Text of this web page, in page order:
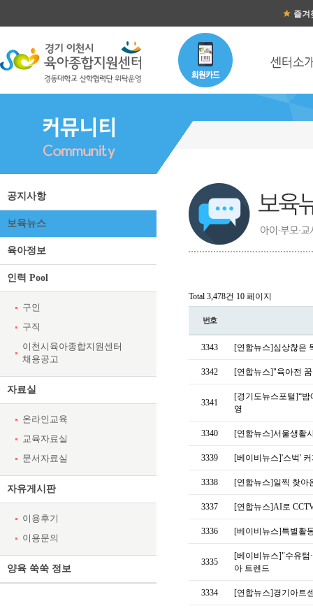
즐겨
공지사항
보육뉴스
육아정보
인력 Pool
구인
구직
이천시육아종합지원센터
채용공고
자료실
온라인교육
교육자료실
문서자료실
자유게시판
이용후기
이용문의
양육 쑥쑥 정보
보육뉴스 목록
Total 3,478건 10 페이지
번호
3343 [연합뉴스]심상찮은
3342 [연합뉴스]"육아전
3341
[경기도뉴스포털]“
영
3340 [연합뉴스]서울생활
3339 [베이비뉴스]'스벅'
3338 [연합뉴스]일찍 찾아
3337 [연합뉴스]AI로
3336 [베이비뉴스]특별활
3335
[베이비뉴스]"수유텀
아 트렌드
3334 [연합뉴스]경기아트